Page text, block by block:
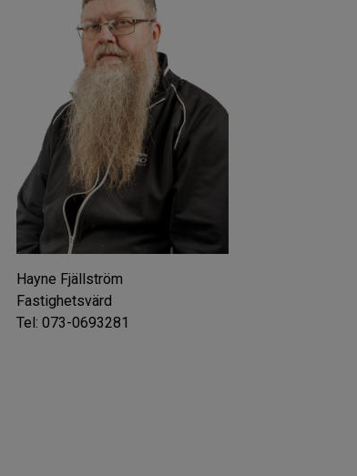
Hayne Fjällström
Fastighetsvärd
Tel: 073-0693281